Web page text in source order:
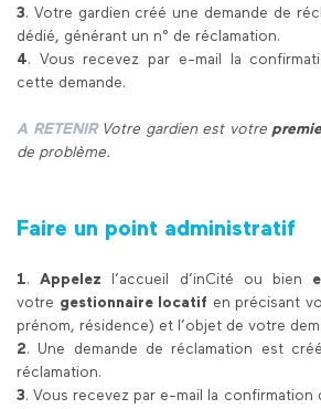
3. Votre gardien créé une demande de
dédié, générant un n° de réclamation.
4. Vous recevez par e-mail la
cette demande.
A RETENIR Votre gardien est votre
de problème.
Faire un point administratif
1. Appelez l’accueil d’inCité ou bien
votre gestionnaire locatif en précisant
prénom, résidence) et l’objet de votre
2.
Une demande de réclamation est
réclamation.
3. Vous recevez par e-mail la